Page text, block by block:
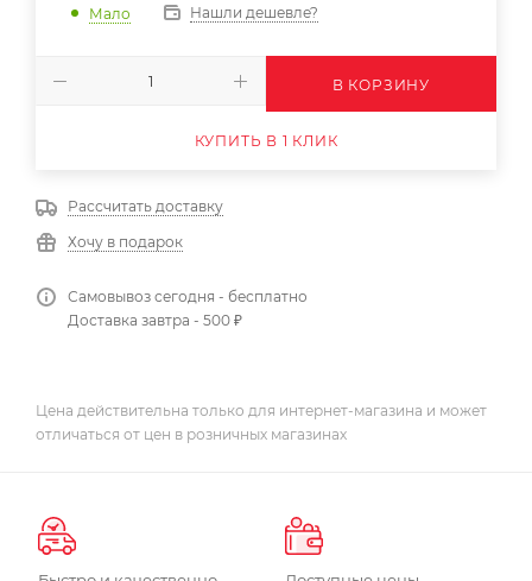
Мало Нашли дешевле?
В КОРЗИНУ
КУПИТЬ В 1 КЛИК
Рассчитать доставку
Хочу в подарок
Самовывоз сегодня - бесплатно
Доставка завтра - 500 ₽
Цена действительна только для интернет-магазина и может
отличаться от цен в розничных магазинах